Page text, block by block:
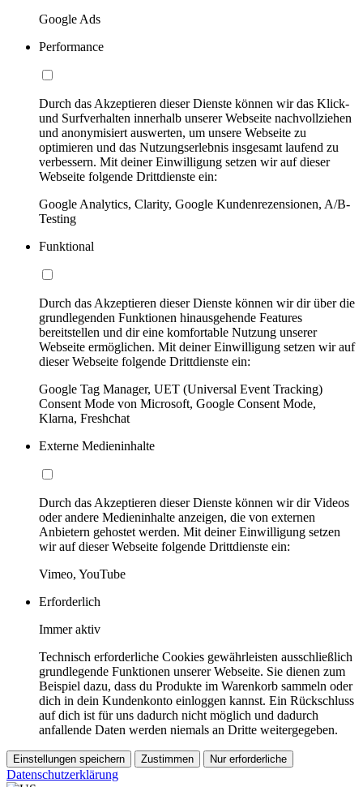
Google Ads
Performance
Durch das Akzeptieren dieser Dienste können wir das Klick-
und Surfverhalten innerhalb unserer Webseite nachvollziehen
und anonymisiert auswerten, um unsere Webseite zu
optimieren und das Nutzungserlebnis insgesamt laufend zu
verbessern. Mit deiner Einwilligung setzen wir auf dieser
Webseite folgende Drittdienste ein:
Google Analytics, Clarity, Google Kundenrezensionen, A/B-
Testing
Funktional
Durch das Akzeptieren dieser Dienste können wir dir über die
grundlegenden Funktionen hinausgehende Features
bereitstellen und dir eine komfortable Nutzung unserer
Webseite ermöglichen. Mit deiner Einwilligung setzen wir auf
dieser Webseite folgende Drittdienste ein:
Google Tag Manager, UET (Universal Event Tracking)
Consent Mode von Microsoft, Google Consent Mode,
Klarna, Freshchat
Externe Medieninhalte
Durch das Akzeptieren dieser Dienste können wir dir Videos
oder andere Medieninhalte anzeigen, die von externen
Anbietern gehostet werden. Mit deiner Einwilligung setzen
wir auf dieser Webseite folgende Drittdienste ein:
Vimeo, YouTube
Erforderlich
Immer aktiv
Technisch erforderliche Cookies gewährleisten ausschließlich
grundlegende Funktionen unserer Webseite. Sie dienen zum
Beispiel dazu, dass du Produkte im Warenkorb sammeln oder
dich in dein Kundenkonto einloggen kannst. Ein Rückschluss
auf dich ist für uns dadurch nicht möglich und dadurch
anfallende Daten werden niemals an Dritte weitergegeben.
Einstellungen speichern Zustimmen Nur erforderliche
Datenschutzerklärung